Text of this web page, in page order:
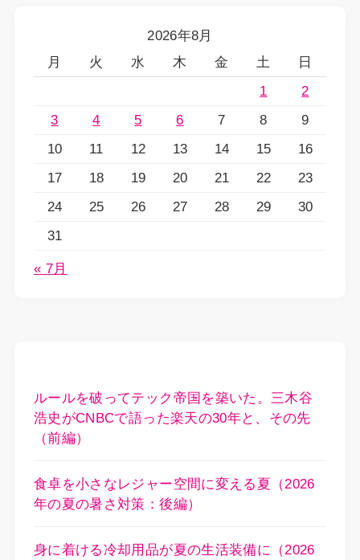
2026年8月
月
火 水 木 金 土
日
1
2
3
4 5 6 7 8
9
10
11 12 13 14 15
16
17
18 19 20 21 22
23
24
25 26 27 28 29
30
31
« 7月
ルールを破ってテック帝国を築いた。三木谷
浩史がCNBCで語った楽天の30年と、その先
（前編）
食卓を小さなレジャー空間に変える夏（2026
年の夏の暑さ対策：後編）
身に着ける冷却用品が夏の生活装備に（2026